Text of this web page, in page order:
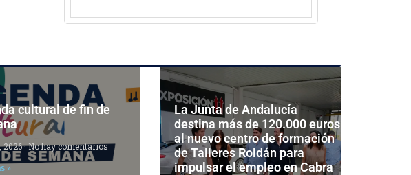
cultural de fin de
2026No hay comentarios
»
La Junta de Andalucía
destina más de 120.000 euros
al nuevo centro de formación
de Talleres Roldán para
impulsar el empleo en Cabra